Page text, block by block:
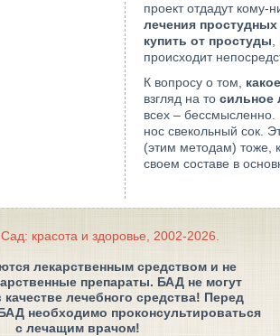
проект отдадут
лечения
купить от простуды
происходит
К вопросу о том,
взгляд на то сильное
всех –
нос свекольный сок.
(этим методам) тоже,
своем составе в
красота и здоровье, 2002-2026.
лекарственным средством и не
препараты. БАД не могут
качестве лечебного средства! Перед
необходимо проконсультироваться
с лечащим врачом!